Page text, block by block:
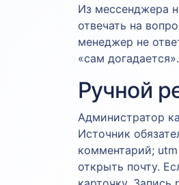
Из мессенджера
отвечать на
менеджер не
«сам догадается».
Ручной
Администратор
Источник
комментарий;
открыть почту.